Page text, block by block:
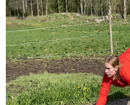
ज्ञ
रा
य
ब
ज
ट
खे
ल